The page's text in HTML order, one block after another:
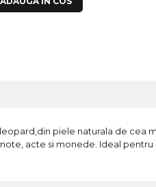
piele naturala de
acte si monede. Ideal